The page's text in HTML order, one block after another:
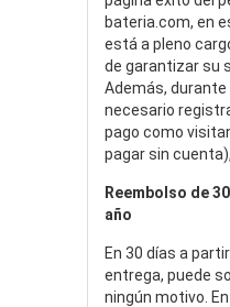
bateria.com, en
está a pleno
de garantizar su
Además,
necesario
pago como
pagar sin
Reembolso de
año
En 30 días a
entrega, puede
ningún motivo.